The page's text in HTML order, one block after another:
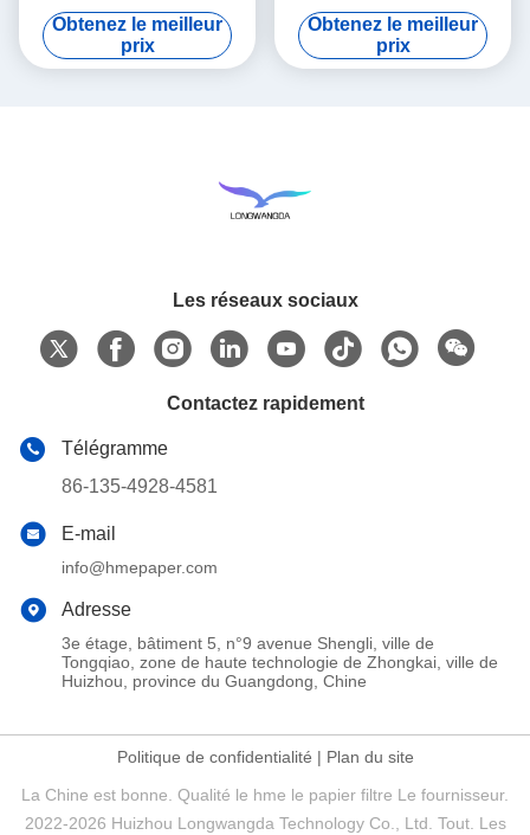
bouilloire d'eaux
souterraines d'eau du
robinet
Obtenez le meilleur
prix
du robinet/eaux
souterraines/d'eau
purification de bouilloire
Obtenez le meilleur
prix
Les réseaux sociaux
Contactez rapidement
Télégramme
86-135-4928-4581
E-mail
info@hmepaper.com
Adresse
3e étage, bâtiment 5, n°9 avenue Shengli, ville de
Tongqiao, zone de haute technologie de Zhongkai, ville de
Huizhou, province du Guangdong, Chine
Politique de confidentialité | Plan du site
La Chine est bonne. Qualité le hme le papier filtre Le fournisseur.
2022-2026 Huizhou Longwangda Technology Co., Ltd. Tout. Les